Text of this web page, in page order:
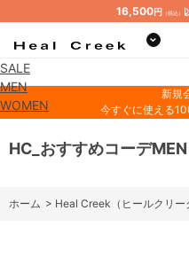
16,500円 （税込）
SALE
MEN
WOMEN
新規
今すぐに使える
HC_おすすめコーデMEN
ホーム > Heal Creek（ヒールクリー